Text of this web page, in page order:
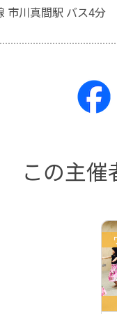
市川真間駅 バス4分
この主